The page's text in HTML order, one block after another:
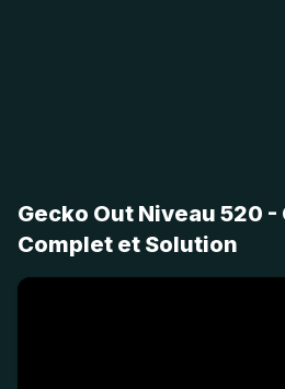
Gecko Out Niveau 520 -
Complet et Solution